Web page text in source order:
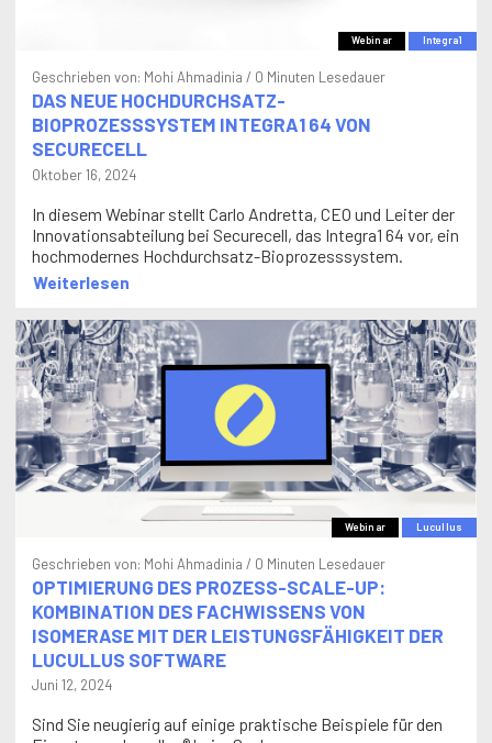
Webinar Integra1
Geschrieben von: Mohi Ahmadinia / 0 Minuten Lesedauer
DAS NEUE HOCHDURCHSATZ-
BIOPROZESSSYSTEM INTEGRA1 64 VON
SECURECELL
Oktober 16, 2024
In diesem Webinar stellt Carlo Andretta, CEO und Leiter der
Innovationsabteilung bei Securecell, das Integra1 64 vor, ein
hochmodernes Hochdurchsatz-Bioprozesssystem.
Weiterlesen
Webinar Lucullus
Geschrieben von: Mohi Ahmadinia / 0 Minuten Lesedauer
OPTIMIERUNG DES PROZESS-SCALE-UP:
KOMBINATION DES FACHWISSENS VON
ISOMERASE MIT DER LEISTUNGSFÄHIGKEIT DER
LUCULLUS SOFTWARE
Juni 12, 2024
Sind Sie neugierig auf einige praktische Beispiele für den